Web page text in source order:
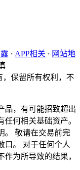
· APP相关 · 网站地
，保留所有权利，不
品，有可能招致超出
何相关基础资产。
。 敬请在交易前完
口。 对于任何个人
为所导致的结果，